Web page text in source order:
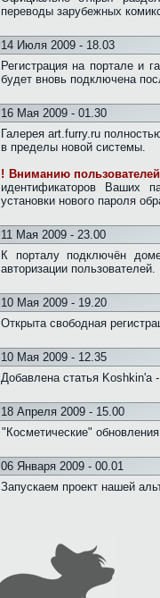
переводы зарубежных
14 Июля 2009 - 18.03
Регистрация на портале и
будет вновь подключена
16 Мая 2009 - 01.30
Галерея art.furry.ru
в пределы новой системы.
! Вниманию пользователей
идентификаторов Ваших
установки нового пароля
11 Мая 2009 - 23.00
К порталу подключён
авторизации пользователей.
10 Мая 2009 - 19.20
Открыта свободная
10 Мая 2009 - 12.35
Добавлена статья Koshkin'а -
18 Апреля 2009 - 15.00
"Косметические"
06 Января 2009 - 00.01
Запускаем проект нашей